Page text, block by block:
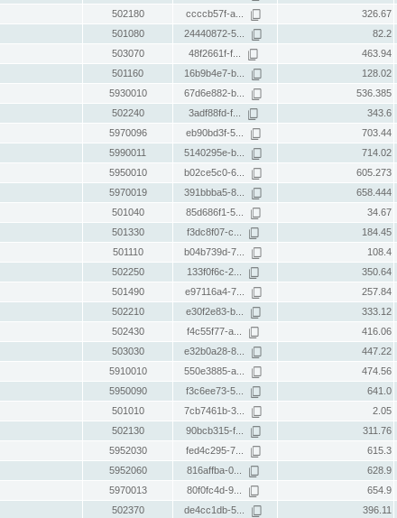
502180 ccccb57f-a... 326.67
501080 24440872-5... 82.2
503070 48f2661f-f... 463.94
501160 16b9b4e7-b... 128.02
5930010 67d6e882-b... 536.385
502240 3adf88fd-f... 343.6
5970096 eb90bd3f-5... 703.44
5990011 5140295e-b... 714.02
5950010 b02ce5c0-6... 605.273
5970019 391bbba5-8... 658.444
501040 85d686f1-5... 34.67
501330 f3dc8f07-c... 184.45
501110 b04b739d-7... 108.4
502250 133f0f6c-2... 350.64
501490 e97116a4-7... 257.84
502210 e30f2e83-b... 333.12
502430 f4c55f77-a... 416.06
503030 e32b0a28-8... 447.22
5910010 550e3885-a... 474.56
5950090 f3c6ee73-5... 641.0
501010 7cb7461b-3... 2.05
502130 90bcb315-f... 311.76
5952030 fed4c295-7... 615.3
5952060 816affba-0... 628.9
5970013 80f0fc4d-9... 654.9
502370 de4cc1db-5... 396.11